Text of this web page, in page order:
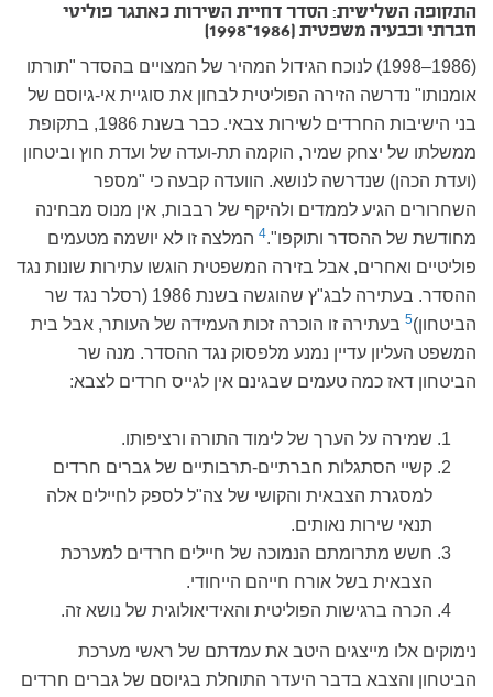
התקופה השלישית: הסדר דחיית השירות כאתגר פוליטי
חברתי וכבעיה משפטית (1986–1998)
(1986–1998) לנוכח הגידול המהיר של המצויים בהסדר "תורתו
אומנותו" נדרשה הזירה הפוליטית לבחון את סוגיית אי-גיוסם של
בני הישיבות החרדים לשירות צבאי. כבר בשנת 1986, בתקופת
ממשלתו של יצחק שמיר, הוקמה תת-ועדה של ועדת חוץ וביטחון
(ועדת הכהן) שנדרשה לנושא. הוועדה קבעה כי "מספר
השחרורים הגיע לממדים ולהיקף של רבבות, אין מנוס מבחינה
מחודשת של ההסדר ותוקפו".4 המלצה זו לא יושמה מטעמים
פוליטיים ואחרים, אבל בזירה המשפטית הוגשו עתירות שונות נגד
ההסדר. בעתירה לבג"ץ שהוגשה בשנת 1986 (רסלר נגד שר
הביטחון)5 בעתירה זו הוכרה זכות העמידה של העותר, אבל בית
המשפט העליון עדיין נמנע מלפסוק נגד ההסדר. מנה שר
הביטחון דאז כמה טעמים שבגינם אין לגייס חרדים לצבא:
שמירה על הערך של לימוד התורה ורציפותו.
קשיי הסתגלות חברתיים-תרבותיים של גברים חרדים
למסגרת הצבאית והקושי של צה"ל לספק לחיילים אלה
תנאי שירות נאותים.
חשש מתרומתם הנמוכה של חיילים חרדים למערכת
הצבאית בשל אורח חייהם הייחודי.
הכרה ברגישות הפוליטית והאידיאולוגית של נושא זה.
נימוקים אלו מייצגים היטב את עמדתם של ראשי מערכת
הביטחון והצבא בדבר היעדר התוחלת בגיוסם של גברים חרדים